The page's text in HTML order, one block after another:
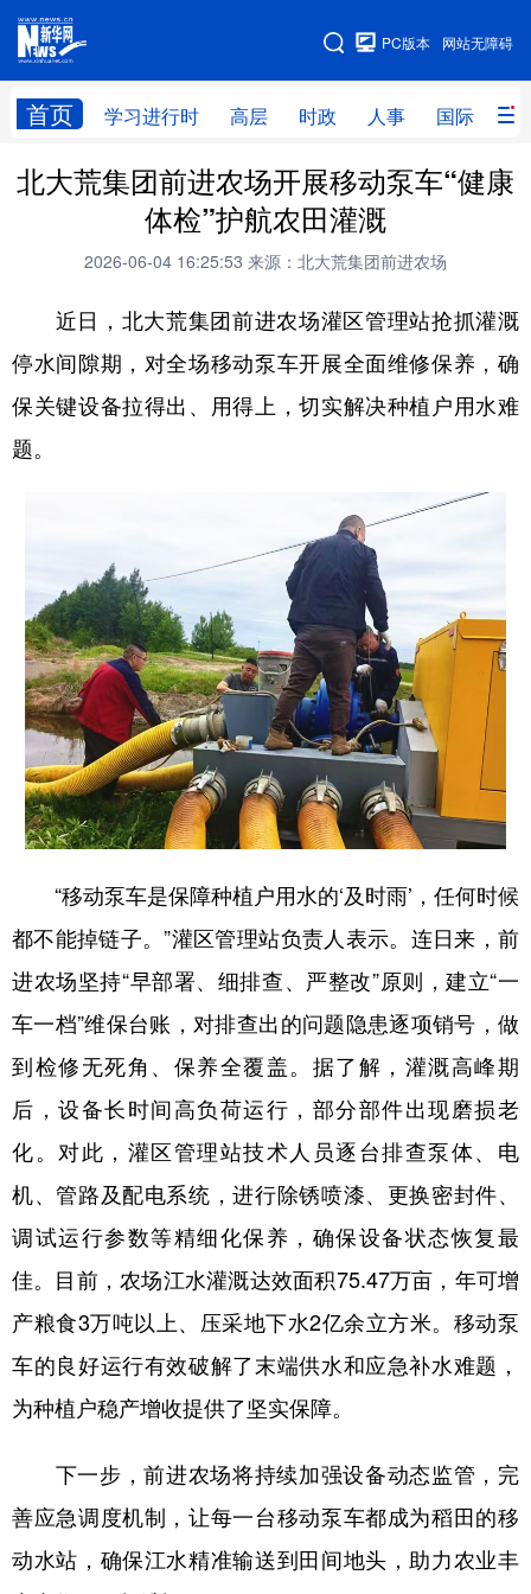
网站无障碍
PC版本
首页 学习进行时 高层 时政 人事 国际 财
网站地图
学习进行时 高层 时政 人事
财经 网评
全球连线 教育
科技 科普 体育 文化
健康 军事 访谈 视频
旅游
会展 彩票 娱乐 时尚
悦读 公益 书画 一带一路
亚太网 上市公司 投教基地
地方频道
北京 天津 河北 山西
山东 河南 湖北 湖南
广东 广西 海南 重庆
四川 贵州 云南 西藏
陕西 甘肃 青海 宁夏
新疆 内蒙古 黑龙江
English Español Français عربى
Русский язык 日本語 한국어
Deutsch Português
北大荒集团前进农场开展移动泵车“健康
体检”护航农田灌溉
2026-06-04 16:25:53 来源：北大荒集团前进农场
近日，北大荒集团前进农场灌区管理站抢抓灌溉
停水间隙期，对全场移动泵车开展全面维修保养，确
保关键设备拉得出、用得上，切实解决种植户用水难
题。
“移动泵车是保障种植户用水的‘及时雨’，任何时候
都不能掉链子。”灌区管理站负责人表示。连日来，前
进农场坚持“早部署、细排查、严整改”原则，建立“一
车一档”维保台账，对排查出的问题隐患逐项销号，做
到检修无死角、保养全覆盖。据了解，灌溉高峰期
后，设备长时间高负荷运行，部分部件出现磨损老
化。对此，灌区管理站技术人员逐台排查泵体、电
机、管路及配电系统，进行除锈喷漆、更换密封件、
调试运行参数等精细化保养，确保设备状态恢复最
佳。目前，农场江水灌溉达效面积75.47万亩，年可增
产粮食3万吨以上、压采地下水2亿余立方米。移动泵
车的良好运行有效破解了末端供水和应急补水难题，
为种植户稳产增收提供了坚实保障。
下一步，前进农场将持续加强设备动态监管，完
善应急调度机制，让每一台移动泵车都成为稻田的移
动水站，确保江水精准输送到田间地头，助力农业丰